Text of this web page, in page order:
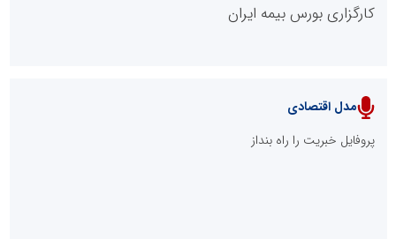
پایگاه خبری نهضت ملی مسکن
کارگزاری بورس بیمه ایران
مدل اقتصادی
پروفایل خبریت را راه بنداز